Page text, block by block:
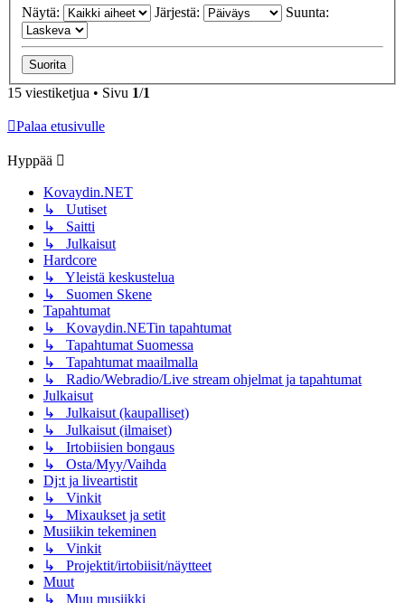
Näytä: Järjestä: Suunta:
15 viestiketjua • Sivu 1/1
Palaa etusivulle
Hyppää
Kovaydin.NET
↳ Uutiset
↳ Saitti
↳ Julkaisut
Hardcore
↳ Yleistä keskustelua
↳ Suomen Skene
Tapahtumat
↳ Kovaydin.NETin tapahtumat
↳ Tapahtumat Suomessa
↳ Tapahtumat maailmalla
↳ Radio/Webradio/Live stream ohjelmat ja tapahtumat
Julkaisut
↳ Julkaisut (kaupalliset)
↳ Julkaisut (ilmaiset)
↳ Irtobiisien bongaus
↳ Osta/Myy/Vaihda
Dj:t ja liveartistit
↳ Vinkit
↳ Mixaukset ja setit
Musiikin tekeminen
↳ Vinkit
↳ Projektit/irtobiisit/näytteet
Muut
↳ Muu musiikki